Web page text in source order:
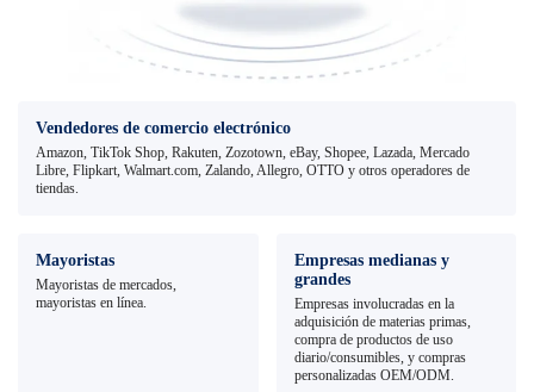
Vendedores de comercio electrónico
Amazon, TikTok Shop, Rakuten, Zozotown, eBay, Shopee, Lazada, Mercado
Libre, Flipkart, Walmart.com, Zalando, Allegro, OTTO y otros operadores de
tiendas.
Mayoristas
Mayoristas de mercados,
mayoristas en línea.
Empresas medianas y
grandes
Empresas involucradas en la
adquisición de materias primas,
compra de productos de uso
diario/consumibles, y compras
personalizadas OEM/ODM.